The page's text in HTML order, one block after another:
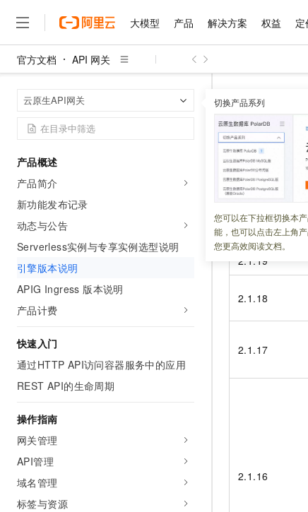
大模型 产品 解决方案 权益 定
官方文档 API 网关
云原生API网关 切换产品系列
您可以在下拉框切换本
能，也可以点击左上角
您更高效阅读文档。
产品概述
产品简介
新功能发布记录
动态与公告
Serverless实例与专享实例选型说明
引擎版本说明
APIG Ingress 版本说明
产品计费
快速入门
通过HTTP API访问容器服务中的应用
REST API的生命周期
操作指南
网关管理
API管理
域名管理
标签与资源
引擎版
更新时间： 2026-
版本号
2.1.19
2.1.18
2.1.17
2.1.16
大模型
大模型
文本生成
Qwen3.8-Max HOT
智能体时代全能旗舰模型
Qwen3.7-Plus
能看、能想、能动手的
Qwen3-VL-Plus
大模型服务
产品
精选产品
人工智能与机器学习
容器
存储
网络与CDN
中间件
数据库
大数据计算
媒体服务
企业服务与云通信
域名与网站
精选产品
大模型服务平台百炼
大模型服务与应用平台
千问大模型
多元化、高性能、安全
无影云电脑
随时随地安全接入的云上
云解析DNS
面向分析的企业级
解决方案
精选解决方案
AI
大数据
现代化应用
可观测
上云与迁云
企业出海
政企业务
精选解决方案
千问办公，解锁你的工
企业级Agent产品，直
Agency Agents：拥
HappyHorse 打造一站
快速拥有专属
权益 普惠上云
普惠上云 官方力荐
云服务器38元/年起，超
官方推荐返现计划
推荐新用户得奖励，单
云工开物
高校专属算力普惠，学
免费试用
最高领取价值200元试
定价 产品定价
了解云产品的定价详情
云上成本管理
管理和优化成本
云市场 精选商城
网站建设
多端小程序
Salesforce 国际版订阅
友盟天域
观测云
Tuya 物联网平台阿里
蓝凌 OA
AI 开发和 AI 应用解决
伙伴 成为销售伙伴
分销伙伴
咨询伙伴
销售伙伴合作计划
Salesforce On Alibaba
Consulting Partner 合
AI 大模型销售与服务
服务 售前咨询
在线服务
售后服务
自助服务
工单服务
短信专区
了解阿里云 为什么选择阿里云
什么是云计算
技术领先
稳定可靠
安全合规
分析师报告
研究报告与白皮书
天池大赛
AI 算法大赛
入门学习赛